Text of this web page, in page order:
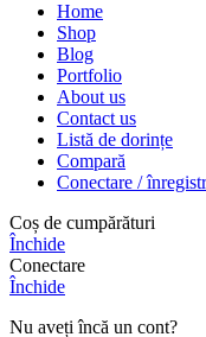
Home
Shop
Blog
Portfolio
About us
Contact us
Listă de dorințe
Compară
Conectare /
Coș de cumpărături
Închide
Conectare
Închide
Nu aveți încă un cont?